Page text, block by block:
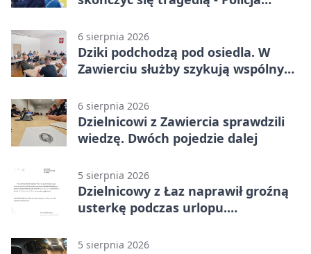
6 sierpnia 2026
Dziki podchodzą pod osiedla. W
Zawierciu służby szykują wspólny
6 sierpnia 2026
Dzielnicowi z Zawiercia sprawdzili
wiedzę. Dwóch pojedzie dalej
5 sierpnia 2026
Dzielnicowy z Łaz naprawił groźną
usterkę podczas urlopu.
5 sierpnia 2026